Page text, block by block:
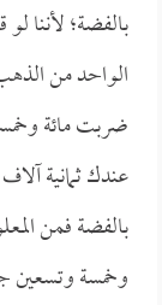
بالفضة؛ لأننا
الواحد من
ضربت مائة
عندك ثمانية
بالفضة فمن
وخمسة وتسعين